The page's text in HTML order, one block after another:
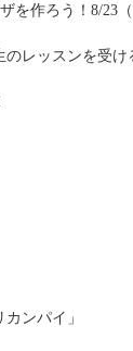
を作ろう！8/23
レッスンを受け
ンパイ」